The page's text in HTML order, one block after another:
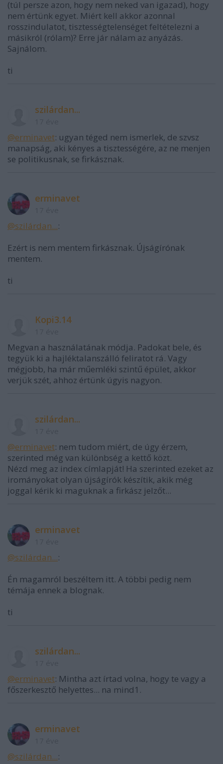
(túl persze azon, hogy nem neked van igazad), hogy
nem értünk egyet. Miért kell akkor azonnal
rosszindulatot, tisztességtelenséget feltételezni a
másikról (rólam)? Erre jár nálam az anyázás.
Sajnálom.
ti
szilárdan...
@erminavet: ugyan téged nem ismerlek, de szvsz
manapság, aki kényes a tisztességére, az ne menjen
se politikusnak, se firkásznak.
erminavet
@szilárdan...:
Ezért is nem mentem firkásznak. Újságírónak
mentem.
ti
Kopi3.14
Megvan a használatának módja. Padokat bele, és
tegyük ki a hajléktalanszálló feliratot rá. Vagy
mégjobb, ha már műemléki szintű épület, akkor
verjük szét, ahhoz értünk úgyis nagyon.
szilárdan...
@erminavet: nem tudom miért, de úgy érzem,
szerinted még van különbség a kettő közt.
Nézd meg az index címlapját! Ha szerinted ezeket az
irományokat olyan újságírók készítik, akik még
joggal kérik ki maguknak a firkász jelzőt...
erminavet
@szilárdan...:
Én magamról beszéltem itt. A többi pedig nem
témája ennek a blognak.
ti
szilárdan...
@erminavet: Mintha azt írtad volna, hogy te vagy a
főszerkesztő helyettes... na mind1.
erminavet
@szilárdan...: